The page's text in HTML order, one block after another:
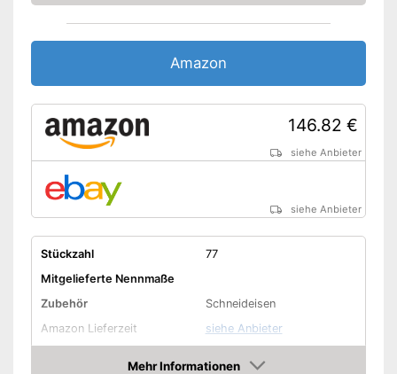
Amazon
146.82 €
siehe Anbieter
siehe Anbieter
Stückzahl
77
Mitgelieferte Nennmaße
Zubehör
Schneideisen
Amazon Lieferzeit
siehe Anbieter
Mehr Informationen